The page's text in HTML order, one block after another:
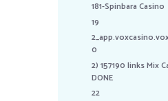
181-Spinbara Casino
19
0
2) 157190 links Mix
DONE
22